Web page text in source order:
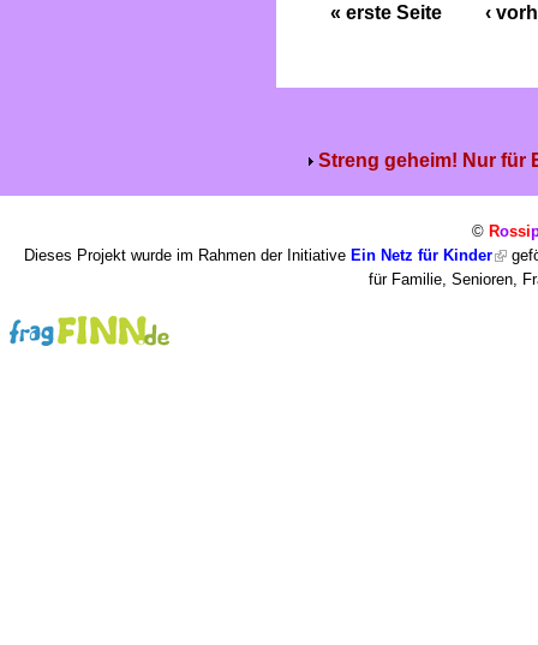
« erste Seite ‹
Streng geheim! Nur für
© Rossi
Dieses Projekt wurde im Rahmen der Initiative Ein Netz für Kinder
für Familie, Senioren,